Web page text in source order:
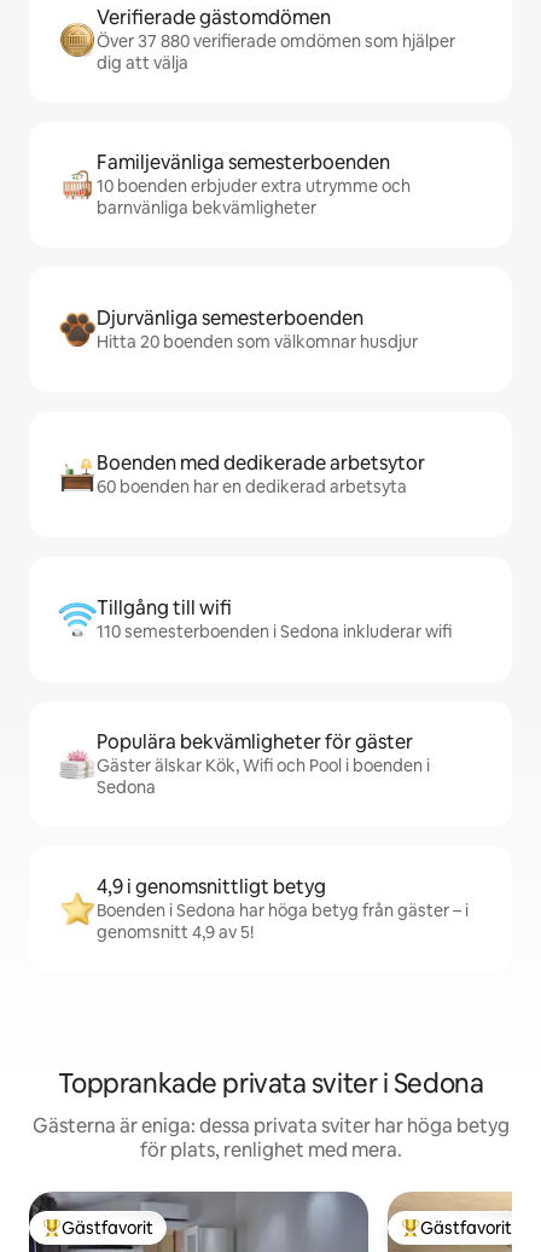
Verifierade gästomdömen
Över 37 880 verifierade omdömen som hjälper
dig att välja
Familjevänliga semesterboenden
10 boenden erbjuder extra utrymme och
barnvänliga bekvämligheter
Djurvänliga semesterboenden
Hitta 20 boenden som välkomnar husdjur
Boenden med dedikerade arbetsytor
60 boenden har en dedikerad arbetsyta
Tillgång till wifi
110 semesterboenden i Sedona inkluderar wifi
Populära bekvämligheter för gäster
Gäster älskar Kök, Wifi och Pool i boenden i
Sedona
4,9 i genomsnittligt betyg
Boenden i Sedona har höga betyg från gäster – i
genomsnitt 4,9 av 5!
Topprankade privata sviter i Sedona
Gästerna är eniga: dessa privata sviter har höga betyg
för plats, renlighet med mera.
Populär gästfavorit
Gästfavorit Populär
Gästfavorit